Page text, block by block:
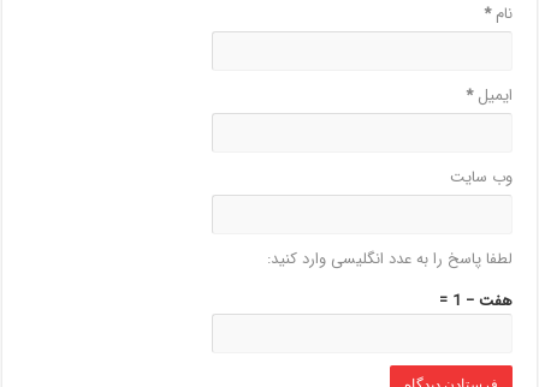
نام*
ایمیل*
وب‌ سایت
لطفا پاسخ را به عدد انگلیسی وارد کنید:
هفت − 1 =